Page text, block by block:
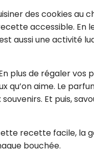
des cookies au
accessible.
aussi une activité
plus de régaler vos
qu’on aime. Le
Et puis,
recette facile, la
bouchée.